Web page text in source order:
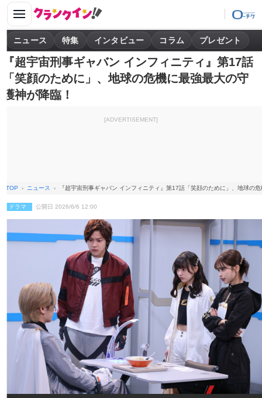
ニュース 特集 インタビュー コラム プレゼント
『超宇宙刑事ギャバン インフィニティ』第17話
「笑顔のために」、地球の危機に最強最大の守
護神が降臨！
[ADVERTISEMENT]
TOP ニュース 『超宇宙刑事ギャバン インフィニティ』第17話「笑顔のために」、地球の
ドラマ 公開日 2026/6/6 12:00